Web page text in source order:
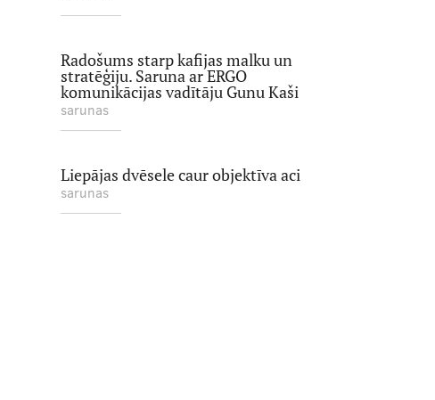
Radošums starp kafijas malku un
stratēģiju. Saruna ar ERGO
komunikācijas vadītāju Gunu Kaši
sarunas
Liepājas dvēsele caur objektīva aci
sarunas